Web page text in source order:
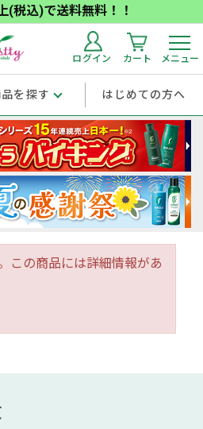
(税込)で送料無料！！
ログイン カート メニュー
品を探す はじめての方へ
この商品には詳細情報があ